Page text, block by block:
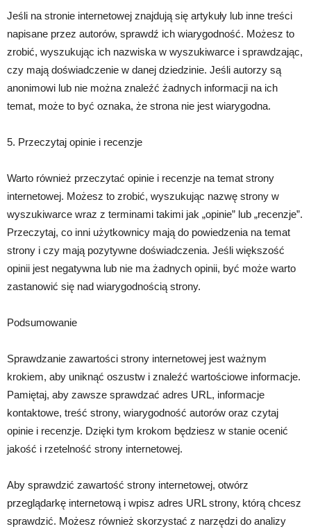
Jeśli na stronie internetowej znajdują się artykuły lub inne treści
napisane przez autorów, sprawdź ich wiarygodność. Możesz to
zrobić, wyszukując ich nazwiska w wyszukiwarce i sprawdzając,
czy mają doświadczenie w danej dziedzinie. Jeśli autorzy są
anonimowi lub nie można znaleźć żadnych informacji na ich
temat, może to być oznaka, że strona nie jest wiarygodna.
5. Przeczytaj opinie i recenzje
Warto również przeczytać opinie i recenzje na temat strony
internetowej. Możesz to zrobić, wyszukując nazwę strony w
wyszukiwarce wraz z terminami takimi jak „opinie” lub „recenzje”.
Przeczytaj, co inni użytkownicy mają do powiedzenia na temat
strony i czy mają pozytywne doświadczenia. Jeśli większość
opinii jest negatywna lub nie ma żadnych opinii, być może warto
zastanowić się nad wiarygodnością strony.
Podsumowanie
Sprawdzanie zawartości strony internetowej jest ważnym
krokiem, aby uniknąć oszustw i znaleźć wartościowe informacje.
Pamiętaj, aby zawsze sprawdzać adres URL, informacje
kontaktowe, treść strony, wiarygodność autorów oraz czytaj
opinie i recenzje. Dzięki tym krokom będziesz w stanie ocenić
jakość i rzetelność strony internetowej.
Aby sprawdzić zawartość strony internetowej, otwórz
przeglądarkę internetową i wpisz adres URL strony, którą chcesz
sprawdzić. Możesz również skorzystać z narzędzi do analizy